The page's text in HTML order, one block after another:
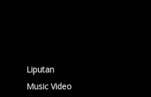
Liputan
Music Video